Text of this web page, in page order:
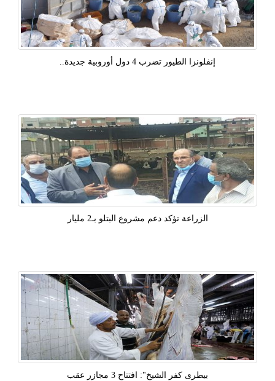
إنفلونزا الطيور تضرب 4 دول أوروبية جديدة..
الزراعة تؤكد دعم مشروع البتلو بـ2 مليار
بيطرى كفر الشيخ": افتتاح 3 مجازر عقب